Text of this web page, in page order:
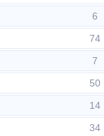
6
74
7
50
14
34